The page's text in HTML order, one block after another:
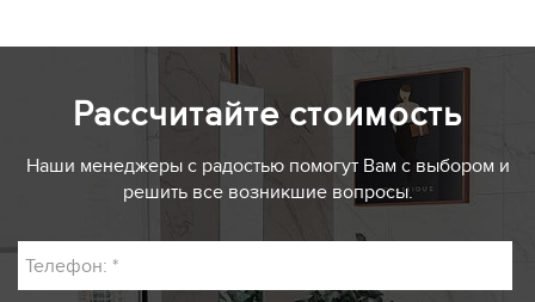
Рассчитайте стоимость
Наши менеджеры с радостью помогут Вам с выбором и
решить все возникшие вопросы.
Телефон: *